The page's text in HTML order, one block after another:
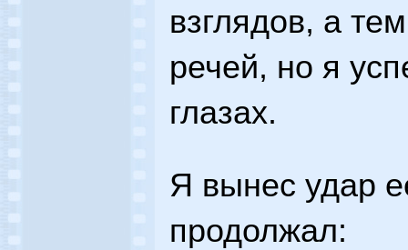
взглядов, а
речей, но я
глазах.
Я вынес удар
продолжал: